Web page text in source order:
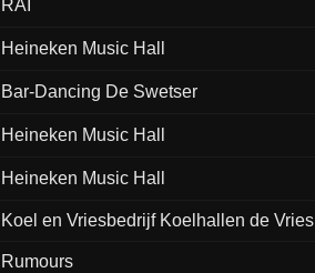
RAI
Heineken Music Hall
Bar-Dancing De Swetser
Heineken Music Hall
Heineken Music Hall
Koel en Vriesbedrijf Koelhallen de Vries
Rumours